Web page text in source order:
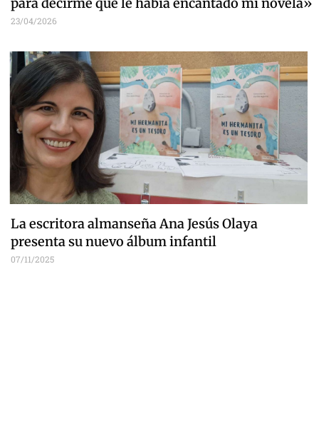
para decirme que le había encantado mi novela»
23/04/2026
La escritora almanseña Ana Jesús Olaya
presenta su nuevo álbum infantil
07/11/2025